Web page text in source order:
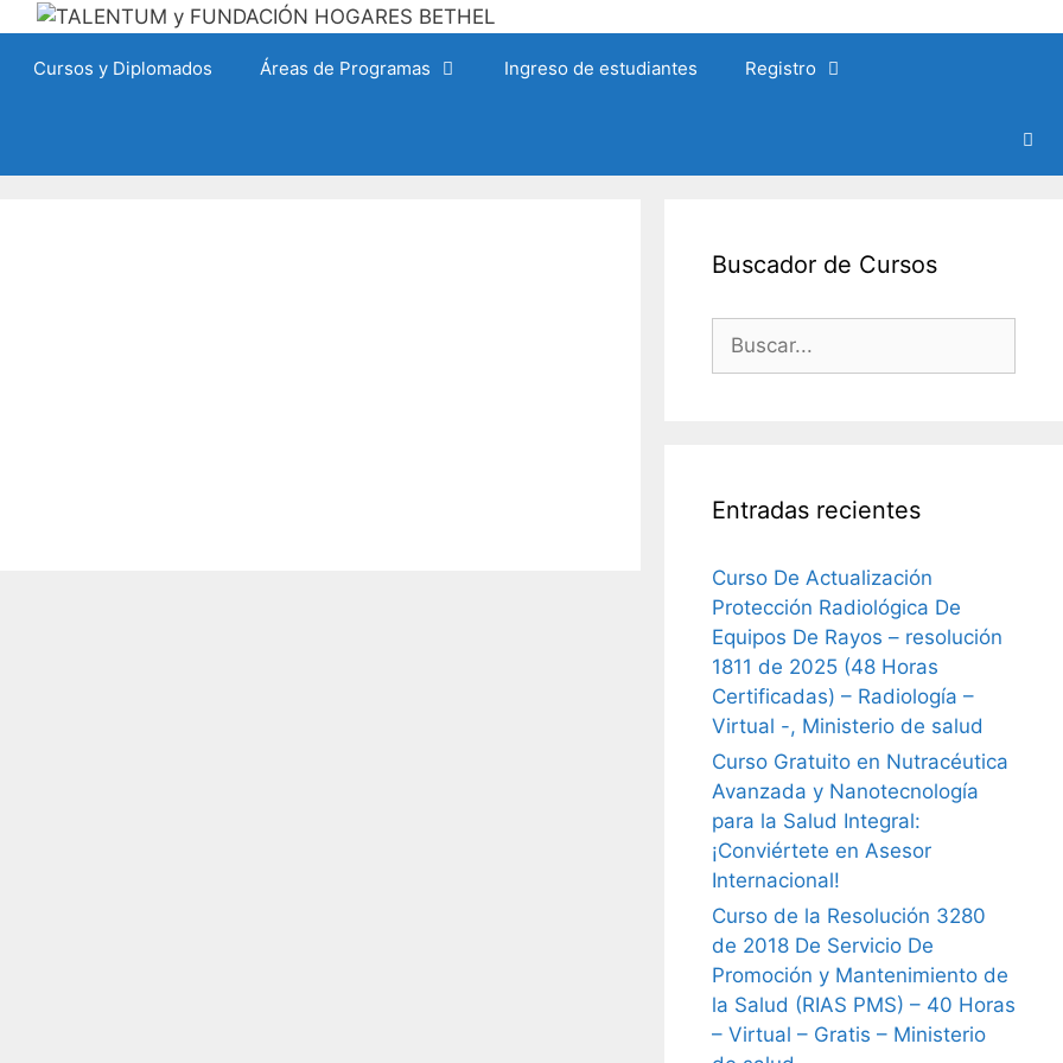
Cursos y Diplomados Áreas de Programas Ingreso de estudiantes Registro
Buscador de Cursos
Entradas recientes
Curso De Actualización
Protección Radiológica De
Equipos De Rayos – resolución
1811 de 2025 (48 Horas
Certificadas) – Radiología –
Virtual -, Ministerio de salud
Curso Gratuito en Nutracéutica
Avanzada y Nanotecnología
para la Salud Integral:
¡Conviértete en Asesor
Internacional!
Curso de la Resolución 3280
de 2018 De Servicio De
Promoción y Mantenimiento de
la Salud (RIAS PMS) – 40 Horas
– Virtual – Gratis – Ministerio